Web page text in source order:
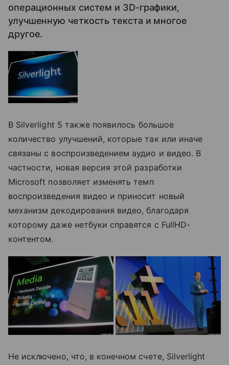
операционных систем и 3D-графики,
улучшенную четкость текста и многое
другое.
В Silverlight 5 также появилось большое
количество улучшений, которые так или иначе
связаны с воспроизведением аудио и видео. В
частности, новая версия этой разработки
Microsoft позволяет изменять темп
воспроизведения видео и приносит новый
механизм декодирования видео, благодаря
которому даже нетбуки справятся с FullHD-
контентом.
Не исключено, что, в конечном счете, Silverlight